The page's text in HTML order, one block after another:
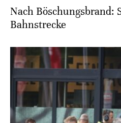
Nach Böschungsbrand:
Bahnstrecke